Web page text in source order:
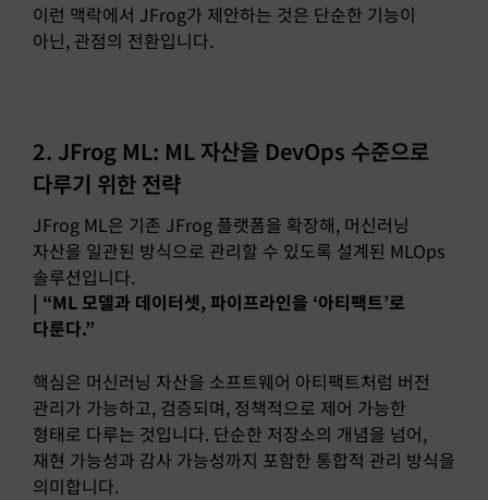
이런 맥락에서 JFrog가 제안하는 것은 단순한 기능이
아닌, 관점의 전환입니다.
2. JFrog ML: ML 자산을 DevOps 수준으로
다루기 위한 전략
JFrog ML은 기존 JFrog 플랫폼을 확장해, 머신러닝
자산을 일관된 방식으로 관리할 수 있도록 설계된 MLOps
솔루션입니다.
| “ML 모델과 데이터셋, 파이프라인을 ‘아티팩트’로
다룬다.”
핵심은 머신러닝 자산을 소프트웨어 아티팩트처럼 버전
관리가 가능하고, 검증되며, 정책적으로 제어 가능한
형태로 다루는 것입니다. 단순한 저장소의 개념을 넘어,
재현 가능성과 감사 가능성까지 포함한 통합적 관리 방식을
의미합니다.